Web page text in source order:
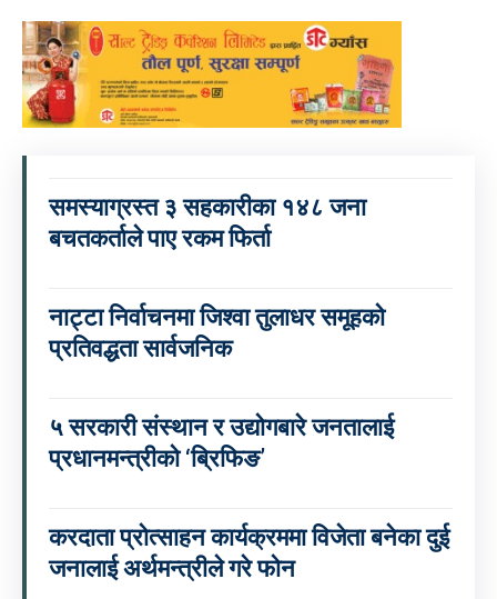
समस्याग्रस्त ३ सहकारीका १४८ जना
बचतकर्ताले पाए रकम फिर्ता
नाट्टा निर्वाचनमा जिश्वा तुलाधर समूहको
प्रतिवद्धता सार्वजनिक
५ सरकारी संस्थान र उद्योगबारे जनतालाई
प्रधानमन्त्रीको ‘ब्रिफिङ’
करदाता प्रोत्साहन कार्यक्रममा विजेता बनेका दुई
जनालाई अर्थमन्त्रीले गरे फोन